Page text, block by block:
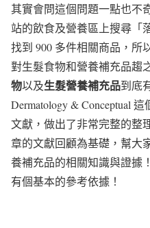
其實會問這個問題一點也不
站的飲食及營養區上搜尋「
找到 900 多件相關商品，所
對生髮食物和營養補充品趨
物以及生髮營養補充品到底
Dermatology & Conceptual
文獻，做出了非常完整的整
章的文獻回顧為基礎，幫大
養補充品的相關知識與證據
有個基本的參考依據！